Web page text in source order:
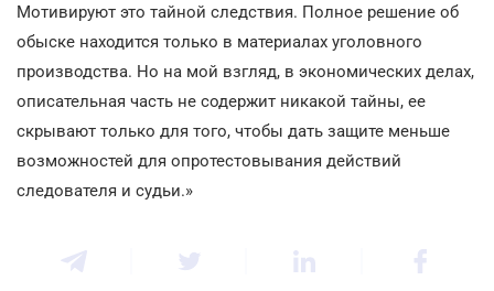
Мотивируют это тайной следствия. Полное решение об
обыске находится только в материалах уголовного
производства. Но на мой взгляд, в экономических делах,
описательная часть не содержит никакой тайны, ее
скрывают только для того, чтобы дать защите меньше
возможностей для опротестовывания действий
следователя и судьи.»